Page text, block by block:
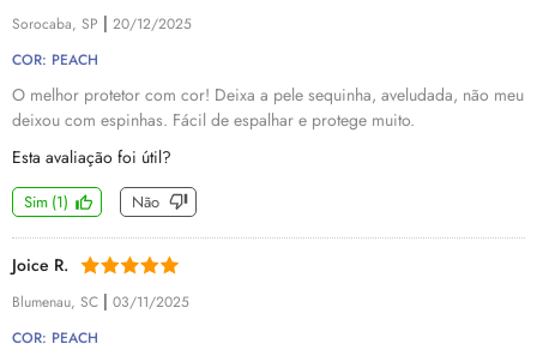
Sorocaba, SP | 20/12/2025
COR: PEACH
O melhor protetor com cor! Deixa a pele sequinha, aveludada, não meu
deixou com espinhas. Fácil de espalhar e protege muito.
Esta avaliação foi útil?
Sim (1) Não
Joice R.
Blumenau, SC | 03/11/2025
COR: PEACH